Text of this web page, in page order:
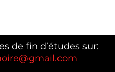
de fin d’études sur: